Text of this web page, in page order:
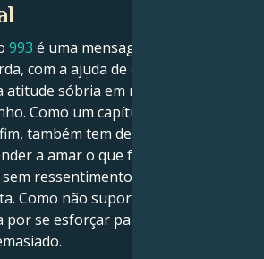
993 é uma mensagem muito forte
com a ajuda de outros números
atitude sóbria em relação às coisas
Como um capítulo da sua vida
também tem de começar o
a amar o que foi e a dar os
ressentimentos. É uma pessoa
Como não suporta ver alguém
se esforçar para ajudar. Mas